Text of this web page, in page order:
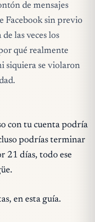
de mensajes
Facebook sin previo
las veces los
qué realmente
siquiera se violaron
con tu cuenta podría
podrías terminar
21 días, todo ese
en esta guía.